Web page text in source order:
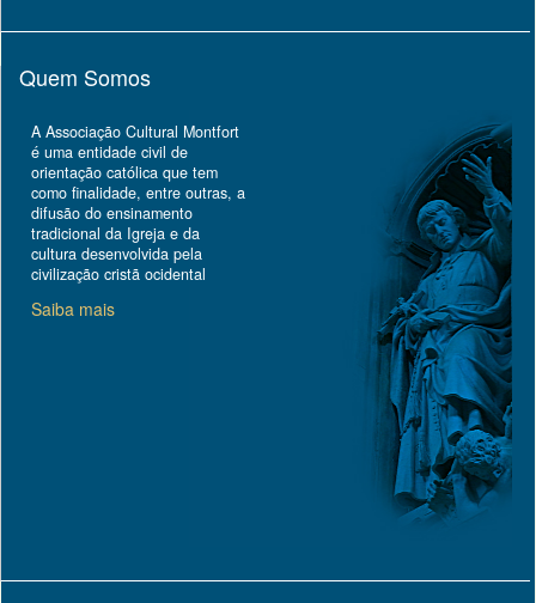
Quem Somos
A Associação Cultural Montfort
é uma entidade civil de
orientação católica que tem
como finalidade, entre outras, a
difusão do ensinamento
tradicional da Igreja e da
cultura desenvolvida pela
civilização cristã ocidental
Saiba mais